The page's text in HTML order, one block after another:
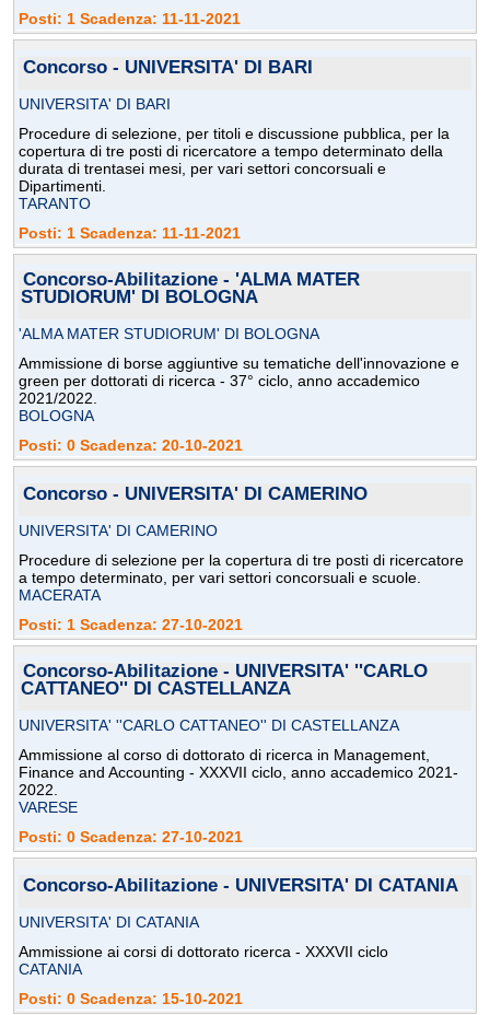
Posti: 1 Scadenza: 11-11-2021
Concorso - UNIVERSITA' DI BARI
UNIVERSITA' DI BARI
Procedure di selezione, per titoli e discussione pubblica, per la
copertura di tre posti di ricercatore a tempo determinato della
durata di trentasei mesi, per vari settori concorsuali e
Dipartimenti.
TARANTO
Posti: 1 Scadenza: 11-11-2021
Concorso-Abilitazione - 'ALMA MATER
STUDIORUM' DI BOLOGNA
'ALMA MATER STUDIORUM' DI BOLOGNA
Ammissione di borse aggiuntive su tematiche dell'innovazione e
green per dottorati di ricerca - 37° ciclo, anno accademico
2021/2022.
BOLOGNA
Posti: 0 Scadenza: 20-10-2021
Concorso - UNIVERSITA' DI CAMERINO
UNIVERSITA' DI CAMERINO
Procedure di selezione per la copertura di tre posti di ricercatore
a tempo determinato, per vari settori concorsuali e scuole.
MACERATA
Posti: 1 Scadenza: 27-10-2021
Concorso-Abilitazione - UNIVERSITA' ''CARLO
CATTANEO'' DI CASTELLANZA
UNIVERSITA' ''CARLO CATTANEO'' DI CASTELLANZA
Ammissione al corso di dottorato di ricerca in Management,
Finance and Accounting - XXXVII ciclo, anno accademico 2021-
2022.
VARESE
Posti: 0 Scadenza: 27-10-2021
Concorso-Abilitazione - UNIVERSITA' DI CATANIA
UNIVERSITA' DI CATANIA
Ammissione ai corsi di dottorato ricerca - XXXVII ciclo
CATANIA
Posti: 0 Scadenza: 15-10-2021